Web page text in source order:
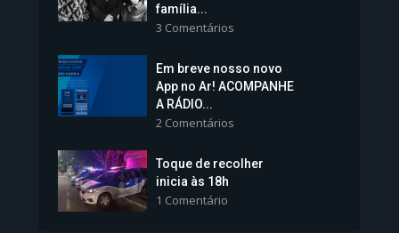
Vice-Prefeita Sheila Lemos
tomará posse nesta...
1.101 Modos de exibição
família...
3 Comentários
Em breve nosso novo
App no Ar! ACOMPANHE
A RÁDIO...
2 Comentários
Toque de recolher
inicia às 18h
1 Comentário